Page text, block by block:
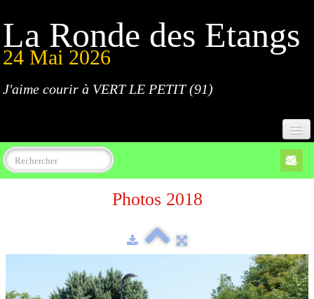
La Ronde des Etangs
24 Mai 2026
J'aime courir à VERT LE PETIT (91)
Accueil
Parcours
Photos 2018